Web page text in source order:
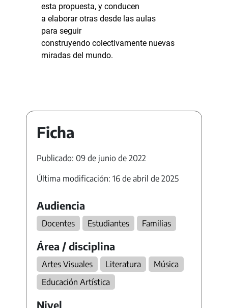
esta propuesta, y conducen
a elaborar otras desde las aulas
para seguir
construyendo colectivamente nuevas
miradas del mundo.
Ficha
Publicado: 09 de junio de 2022
Última modificación: 16 de abril de 2025
Audiencia
Docentes Estudiantes Familias
Área / disciplina
Artes Visuales Literatura
Música
Educación Artística
Nivel